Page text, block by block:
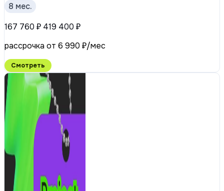
8 мес.
167 760 ₽ 419 400 ₽
рассрочка от 6 990 ₽/мес
Смотреть